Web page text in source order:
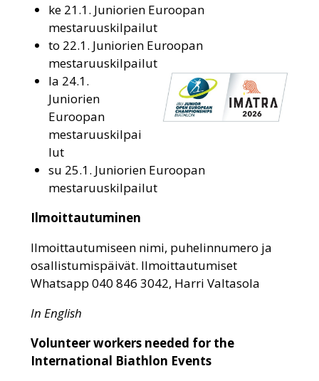
ke 21.1. Juniorien Euroopan
mestaruuskilpailut
to 22.1. Juniorien Euroopan
mestaruuskilpailut
la 24.1.
Juniorien
Euroopan
mestaruuskilpai
lut
su 25.1. Juniorien Euroopan
mestaruuskilpailut
Ilmoittautuminen
Ilmoittautumiseen nimi, puhelinnumero ja
osallistumispäivät. Ilmoittautumiset
Whatsapp 040 846 3042, Harri Valtasola
In English
Volunteer workers needed for the
International Biathlon Events